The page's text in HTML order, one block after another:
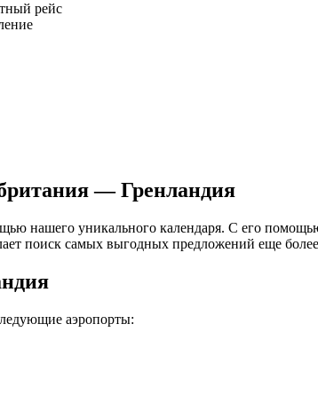
рейс
— Гренландия
нашего уникального календаря. С его
поиск самых выгодных предложений еще
аэропорты: